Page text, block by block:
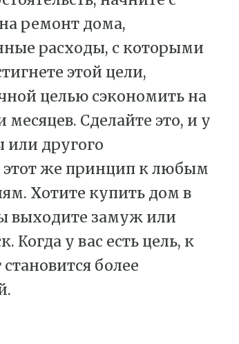
ремонт дома,
расходы, с которыми
этой цели,
целью сэкономить на
Сделайте это, и у
или другого
этот же принцип к любым
Хотите купить дом в
выходите замуж или
Когда у вас есть цель, к
более